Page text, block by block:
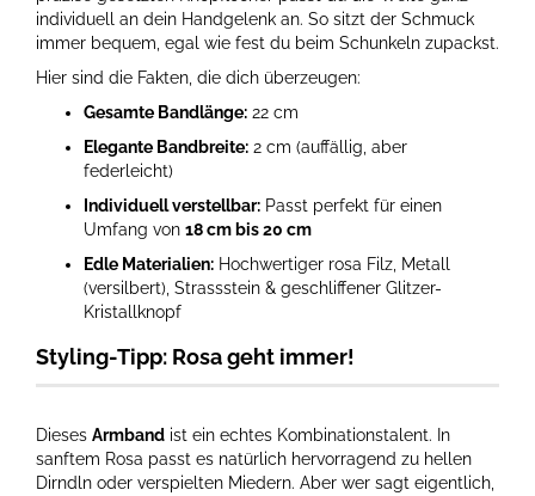
individuell an dein Handgelenk an. So sitzt der Schmuck
immer bequem, egal wie fest du beim Schunkeln zupackst.
Hier sind die Fakten, die dich überzeugen:
Gesamte Bandlänge: 22 cm
Elegante Bandbreite: 2 cm (auffällig, aber
federleicht)
Individuell verstellbar: Passt perfekt für einen
Umfang von 18 cm bis 20 cm
Edle Materialien: Hochwertiger rosa Filz, Metall
(versilbert), Strassstein & geschliffener Glitzer-
Kristallknopf
Styling-Tipp: Rosa geht immer!
Dieses Armband ist ein echtes Kombinationstalent. In
sanftem Rosa passt es natürlich hervorragend zu hellen
Dirndln oder verspielten Miedern. Aber wer sagt eigentlich,